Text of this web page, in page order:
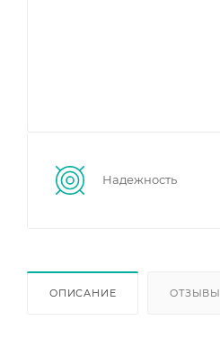
Надежность
ОПИСАНИЕ ОТЗЫВЫ